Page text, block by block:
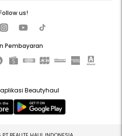
Pembayaran
us!
Beautyhaul